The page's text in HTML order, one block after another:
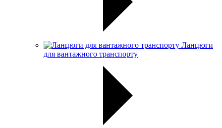
Ланцюги
для вантажного транспорту